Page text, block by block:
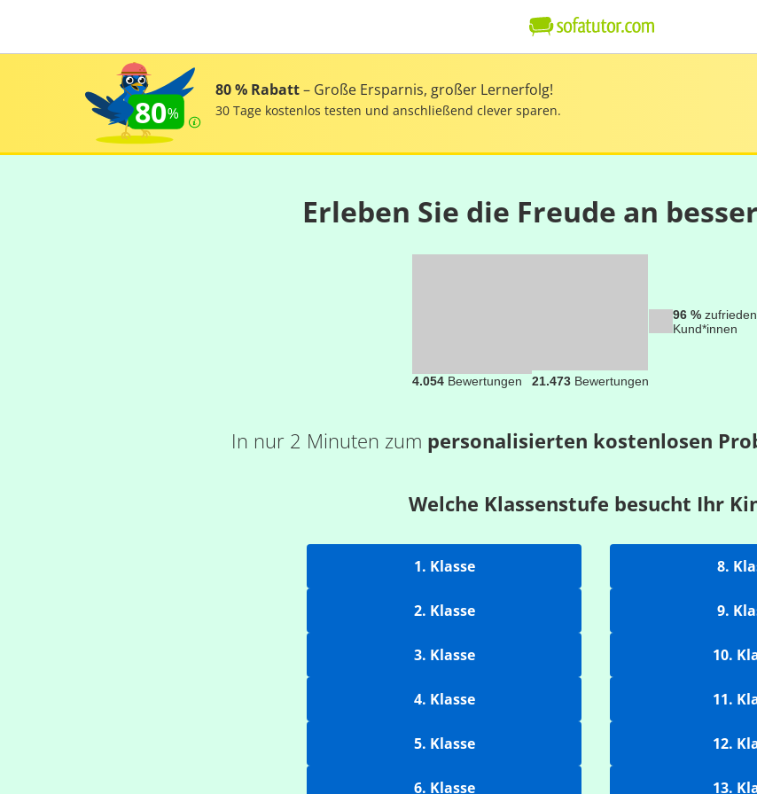
80
80 % Rabatt– Große Ersparnis, großer Lernerfolg!
30 Tage kostenlos testen und anschließend clever sparen.
Erleben Sie die Freude an
4.054Bewertungen 21.473Bewertungen
96 %
Kund*innen
In nur 2 Minuten zum personalisierten kostenlosen
Welche Klassenstufe besucht Ihr
1. Klasse
2. Klasse
3. Klasse
4. Klasse
5. Klasse
6. Klasse
8.
9.
10.
11.
12.
13.